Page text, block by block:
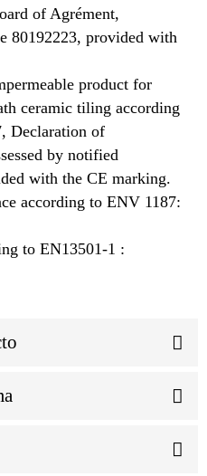
of Agrément,
80192223, provided with
product for
ceramic tiling according
Declaration of
by notified
with the CE marking.
according to ENV 1187:
to EN13501-1 :